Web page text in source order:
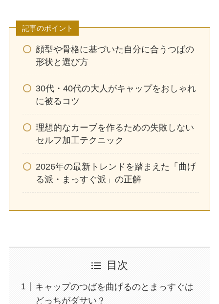
記事のポイント
顔型や骨格に基づいた自分に合うつばの
形状と選び方
30代・40代の大人がキャップをおしゃれ
に被るコツ
理想的なカーブを作るための失敗しない
セルフ加工テクニック
2026年の最新トレンドを踏まえた「曲げ
る派・まっすぐ派」の正解
目次
キャップのつばを曲げるのとまっすぐは
どっちがダサい？